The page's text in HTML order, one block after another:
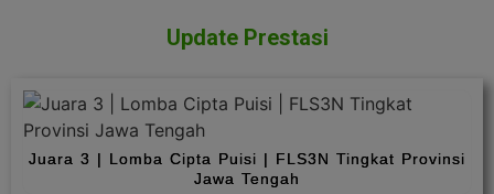
Update Prestasi
Juara 3 | Lomba Cipta Puisi | FLS3N Tingkat Provinsi
Jawa Tengah